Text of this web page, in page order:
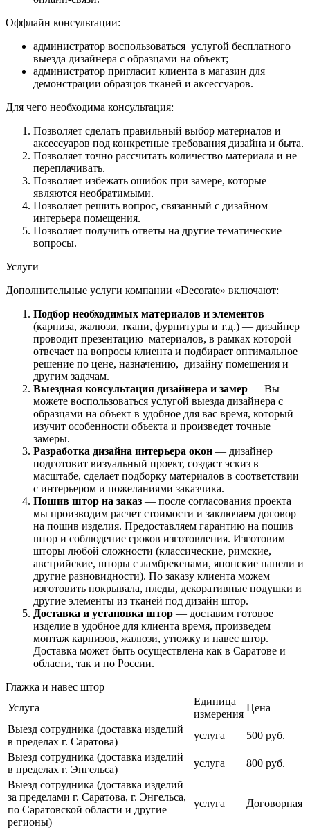
Оффлайн консультации:
администратор воспользоваться услугой бесплатного
выезда дизайнера с образцами на объект;
администратор пригласит клиента в магазин для
демонстрации образцов тканей и аксессуаров.
Для чего необходима консультация:
Позволяет сделать правильный выбор материалов и
аксессуаров под конкретные требования дизайна и быта.
Позволяет точно рассчитать количество материала и не
переплачивать.
Позволяет избежать ошибок при замере, которые
являются необратимыми.
Позволяет решить вопрос, связанный с дизайном
интерьера помещения.
Позволяет получить ответы на другие тематические
вопросы.
Услуги
Дополнительные услуги компании «Decorate» включают:
Подбор необходимых материалов и элементов
(карниза, жалюзи, ткани, фурнитуры и т.д.) — дизайнер
проводит презентацию материалов, в рамках которой
отвечает на вопросы клиента и подбирает оптимальное
решение по цене, назначению, дизайну помещения и
другим задачам.
Выездная консультация дизайнера и замер — Вы
можете воспользоваться услугой выезда дизайнера с
образцами на объект в удобное для вас время, который
изучит особенности объекта и произведет точные
замеры.
Разработка дизайна интерьера окон — дизайнер
подготовит визуальный проект, создаст эскиз в
масштабе, сделает подборку материалов в соответствии
с интерьером и пожеланиями заказчика.
Пошив штор на заказ — после согласования проекта
мы производим расчет стоимости и заключаем договор
на пошив изделия. Предоставляем гарантию на пошив
штор и соблюдение сроков изготовления. Изготовим
шторы любой сложности (классические, римские,
австрийские, шторы с ламбрекенами, японские панели и
другие разновидности). По заказу клиента можем
изготовить покрывала, пледы, декоративные подушки и
другие элементы из тканей под дизайн штор.
Доставка и установка штор — доставим готовое
изделие в удобное для клиента время, произведем
монтаж карнизов, жалюзи, утюжку и навес штор.
Доставка может быть осуществлена как в Саратове и
области, так и по России.
Глажка и навес штор
Услуга
Единица
измерения
Цена
Выезд сотрудника (доставка изделий
в пределах г. Саратова)
услуга
500 руб.
Выезд сотрудника (доставка изделий
в пределах г. Энгельса)
услуга
800 руб.
Выезд сотрудника (доставка изделий
за пределами г. Саратова, г. Энгельса,
по Саратовской области и другие
регионы)
услуга Договорная